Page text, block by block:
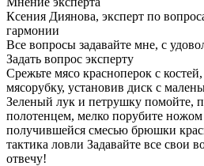
Ксения Диянова, эксперт по
гармонии
Все вопросы задавайте мне, с
Задать вопрос эксперту
Срежьте мясо красноперок с
мясорубку, установив диск с
Зеленый лук и петрушку помойте,
полотенцем, мелко порубите
получившейся смесью брюшки
тактика ловли Задавайте все свои
отвечу!